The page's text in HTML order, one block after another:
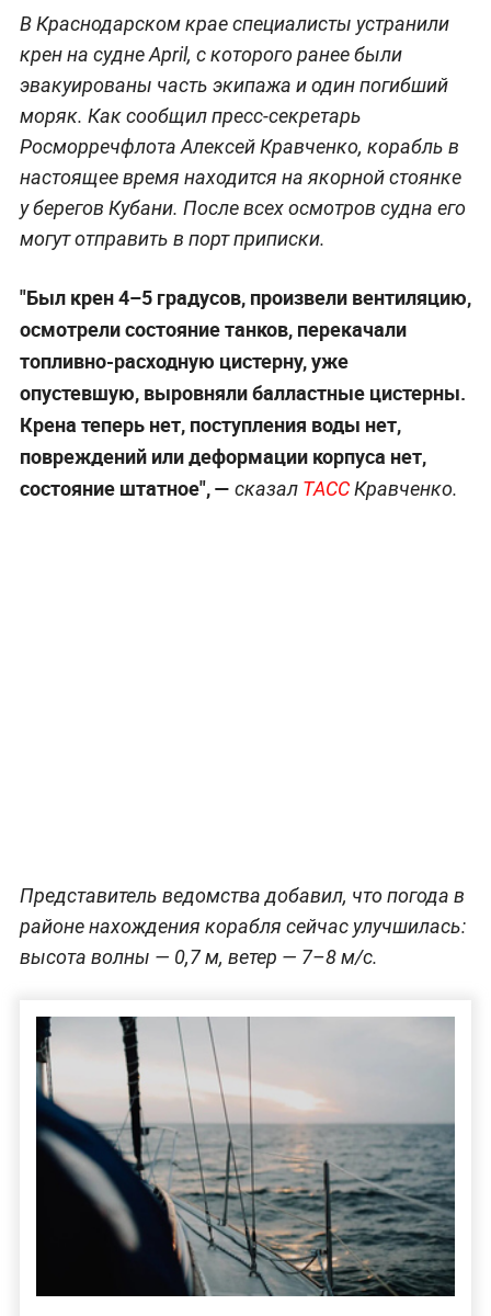
В Краснодарском крае специалисты устранили
крен на судне April, с которого ранее были
эвакуированы часть экипажа и один погибший
моряк. Как сообщил пресс-секретарь
Росморречфлота Алексей Кравченко, корабль в
настоящее время находится на якорной стоянке
у берегов Кубани. После всех осмотров судна его
могут отправить в порт приписки.
"Был крен 4–5 градусов, произвели вентиляцию,
осмотрели состояние танков, перекачали
топливно-расходную цистерну, уже
опустевшую, выровняли балластные цистерны.
Крена теперь нет, поступления воды нет,
повреждений или деформации корпуса нет,
состояние штатное", — сказал ТАССКравченко.
Представитель ведомства добавил, что погода в
районе нахождения корабля сейчас улучшилась:
высота волны — 0,7 м, ветер — 7–8 м/с.